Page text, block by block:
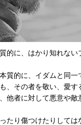
的に、はかり知れない
質的に、イダムと同一
、その者を敬い、愛す
他者に対して悪意や敵
たり傷つけたりしては